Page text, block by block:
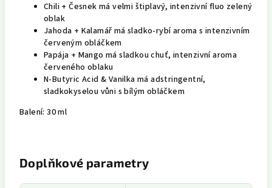
Chili + Česnek má velmi štiplavý, intenzivní fluo zelený
oblak
Jahoda + Kalamář má sladko-rybí aroma s intenzivním
červeným obláčkem
Papája + Mango má sladkou chuť, intenzivní aroma
červeného oblaku
N-Butyric Acid & Vanilka má adstringentní,
sladkokyselou vůni s bílým obláčkem
Balení: 30 ml
Doplňkové parametry